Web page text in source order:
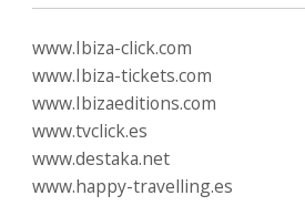
www.Ibiza-click.com
www.Ibiza-tickets.com
www.Ibizaeditions.com
www.tvclick.es
www.destaka.net
www.happy-travelling.es